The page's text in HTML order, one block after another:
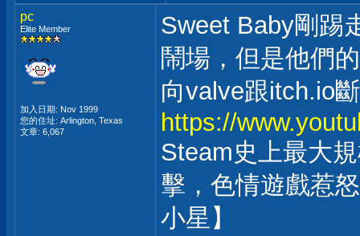
pc
Elite Member
加入日期: Nov 1999
您的住址: Arlington, Texas
文章: 6,067
Sweet Baby剛踢
鬧場，但是他們
向valve跟itch.io
https://
Steam史上最大
擊，色情遊戲惹
小星】